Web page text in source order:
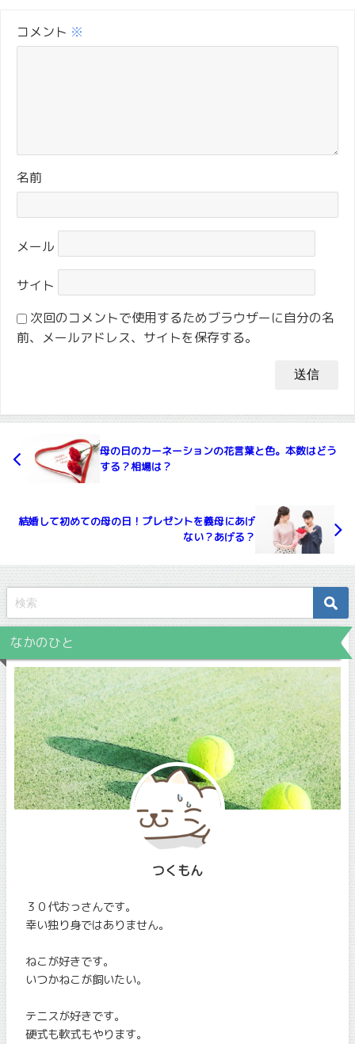
コメント ※
名前
メール
サイト
次回のコメントで使用するためブラウザーに自分の名
前、メールアドレス、サイトを保存する。
母の日のカーネーションの花言葉と色。本数はどう
する？相場は？
結婚して初めての母の日！プレゼントを義母にあげ
ない？あげる？
なかのひと
つくもん
３０代おっさんです。
幸い独り身ではありません。
ねこが好きです。
いつかねこが飼いたい。
テニスが好きです。
硬式も軟式もやります。